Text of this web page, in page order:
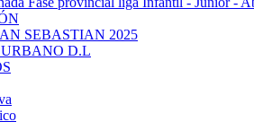
SEBASTIAN 2025
D.L